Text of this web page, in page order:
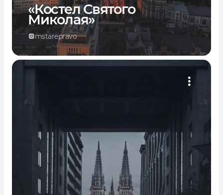
«Костел Святого
Миколая»
mstarepravo